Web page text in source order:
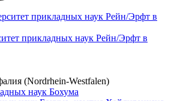
прикладных наук Рейн/Эрфт в
(Nordrhein-Westfalen)